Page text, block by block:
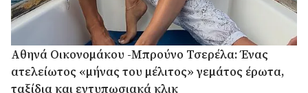
Αθηνά Οικονομάκου -Μπρούνο Τσερέλα: Ένας
ατελείωτος «μήνας του μέλιτος» γεμάτος έρωτα,
ταξίδια και εντυπωσιακά κλικ